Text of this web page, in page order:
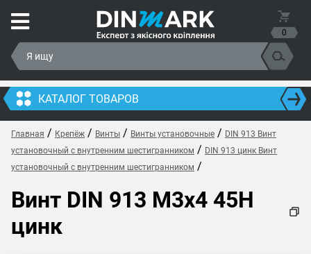
0
КАТАЛОГ ТОВАРОВ
Главная / Крепёж / Винты / Винты установочные / DIN 913 Винт
установочный с внутренним шестигранником / DIN 913 цинк Винт
установочный с внутренним шестигранником /
Винт DIN 913 M3x4 45H
цинк